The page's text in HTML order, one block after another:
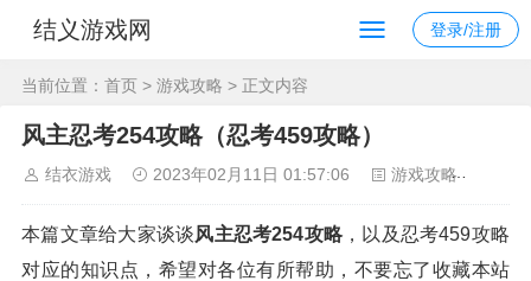
结义游戏网 登录/注册
当前位置： 首页 > 游戏攻略 > 正文内容
风主忍考254攻略（忍考459攻略）
结衣游戏 2023年02月11日 01:57:06 游戏攻略
本篇文章给大家谈谈风主忍考254攻略，以及忍考459攻略
对应的知识点，希望对各位有所帮助，不要忘了收藏本站